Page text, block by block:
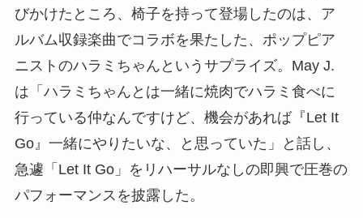
びかけたところ、椅子を持って登場したのは、ア
ルバム収録楽曲でコラボを果たした、ポップピア
ニストのハラミちゃんというサプライズ。May J.
は「ハラミちゃんとは一緒に焼肉でハラミ食べに
行っている仲なんですけど、機会があれば『Let It
Go』一緒にやりたいな、と思っていた」と話し、
急遽「Let It Go」をリハーサルなしの即興で圧巻の
パフォーマンスを披露した。